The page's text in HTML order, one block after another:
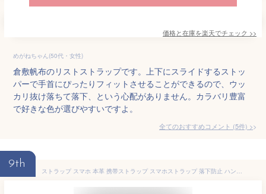
価格と在庫を楽天でチェック >>
めがねちゃん(50代・女性)
倉敷帆布のリストストラップです。上下にスライドするストッ
パーで手首にぴったりフィットさせることができるので、ウッ
カリ抜け落ちて落下、という心配がありません。カラバリ豊富
で好きな色が選びやすいですよ。
全てのおすすめコメント (5件) >
9th
ストラップ スマホ 本革 携帯ストラップ スマホストラップ 落下防止 ハンドストラップ 高級牛革 男女兼用 (パープル＆アイボリー)